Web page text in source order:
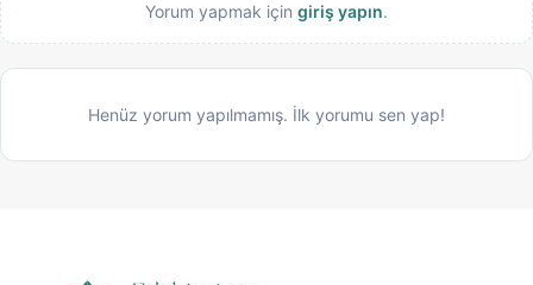
Yorum yapmak için giriş yapın.
Henüz yorum yapılmamış. İlk yorumu sen yap!